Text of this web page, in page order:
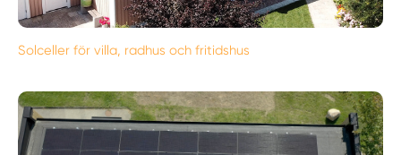
Solceller för villa, radhus och fritidshus